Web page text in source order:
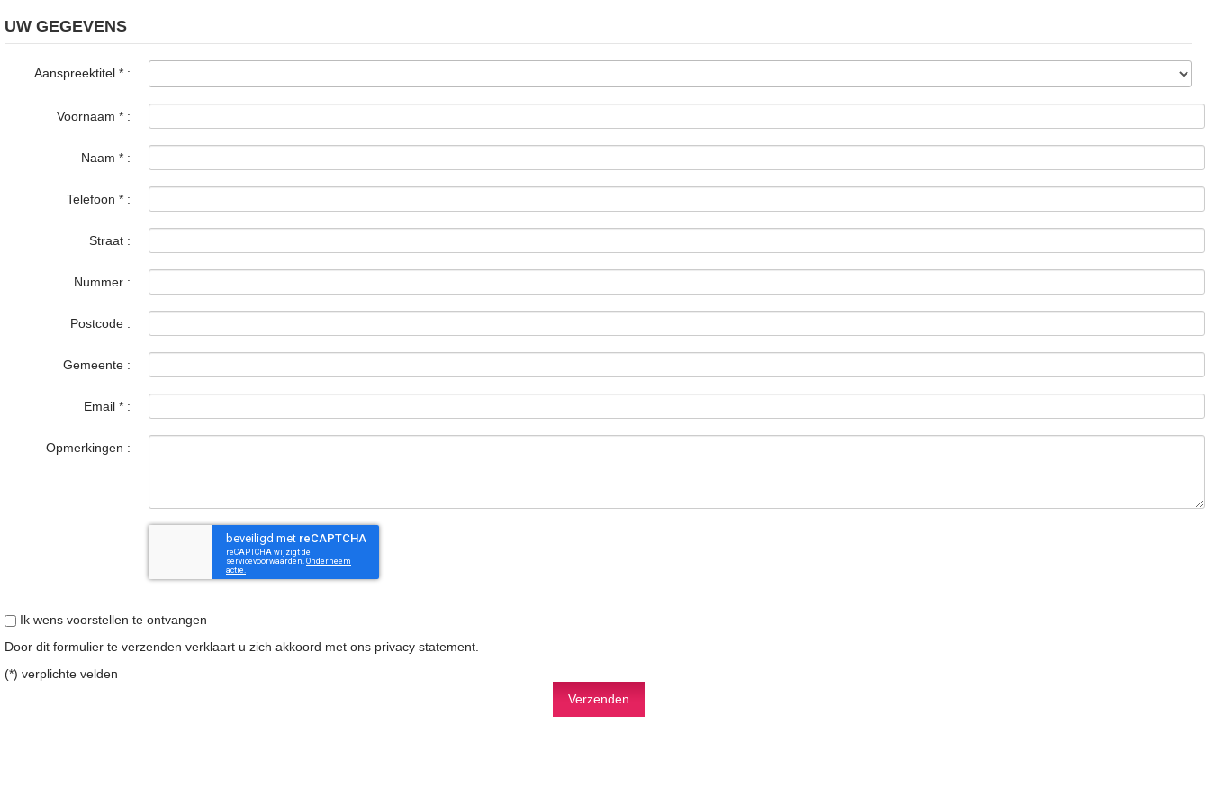
UW GEGEVENS
Aanspreektitel * :
Voornaam * :
Naam * :
Telefoon * :
Straat :
Nummer :
Postcode :
Gemeente :
Email * :
Opmerkingen :
Ik wens voorstellen te ontvangen
Door dit formulier te verzenden verklaart u zich akkoord met ons privacy statement
(*) verplichte velden
Verzenden